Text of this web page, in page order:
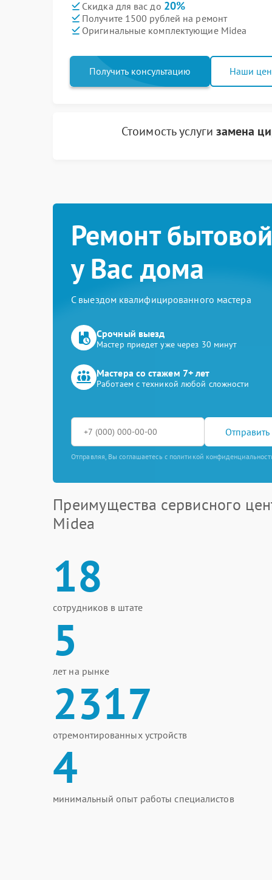
Скидка для вас до 20%
Получите 1500 рублей на ремонт
Оригинальные комплектующие Midea
Получить консультацию Наши
Стоимость услуги замена
Ремонт
у Вас дома
С выездом квалифицированного мастера
Срочный выезд
Мастер приедет уже через 30 минут
Мастера со стажем 7+ лет
Работаем с техникой любой сложности
Отправить
Отправляя, Вы соглашаетесь с политикой
Преимущества сервисного
Midea
18
сотрудников в штате
5
лет на рынке
2317
отремонтированных устройств
4
минимальный опыт работы специалистов